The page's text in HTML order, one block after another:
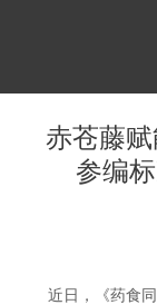
赤苍藤
参编
近日，《药食